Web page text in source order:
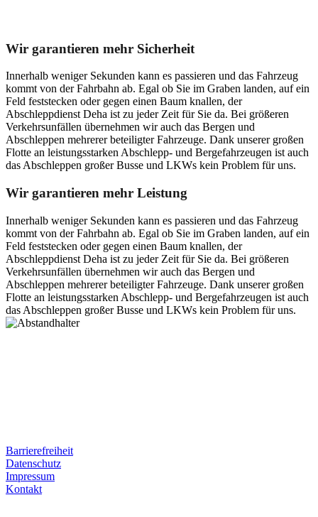
Wir garantieren mehr Sicherheit
Innerhalb weniger Sekunden kann es passieren und das Fahrzeug
kommt von der Fahrbahn ab. Egal ob Sie im Graben landen, auf ein
Feld feststecken oder gegen einen Baum knallen, der
Abschleppdienst Deha ist zu jeder Zeit für Sie da. Bei größeren
Verkehrsunfällen übernehmen wir auch das Bergen und
Abschleppen mehrerer beteiligter Fahrzeuge. Dank unserer großen
Flotte an leistungsstarken Abschlepp- und Bergefahrzeugen ist auch
das Abschleppen großer Busse und LKWs kein Problem für uns.
Wir garantieren mehr Leistung
Innerhalb weniger Sekunden kann es passieren und das Fahrzeug
kommt von der Fahrbahn ab. Egal ob Sie im Graben landen, auf ein
Feld feststecken oder gegen einen Baum knallen, der
Abschleppdienst Deha ist zu jeder Zeit für Sie da. Bei größeren
Verkehrsunfällen übernehmen wir auch das Bergen und
Abschleppen mehrerer beteiligter Fahrzeuge. Dank unserer großen
Flotte an leistungsstarken Abschlepp- und Bergefahrzeugen ist auch
das Abschleppen großer Busse und LKWs kein Problem für uns.
Barrierefreiheit
Datenschutz
Impressum
Kontakt